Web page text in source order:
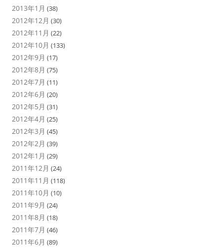
2013年1月 (38)
2012年12月 (30)
2012年11月 (22)
2012年10月 (133)
2012年9月 (17)
2012年8月 (75)
2012年7月 (11)
2012年6月 (20)
2012年5月 (31)
2012年4月 (25)
2012年3月 (45)
2012年2月 (39)
2012年1月 (29)
2011年12月 (24)
2011年11月 (118)
2011年10月 (10)
2011年9月 (24)
2011年8月 (18)
2011年7月 (46)
2011年6月 (89)